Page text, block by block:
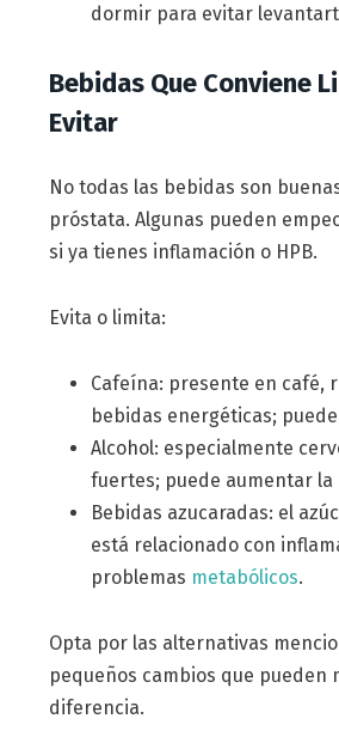
dormir para evitar
Bebidas Que Conviene
Evitar
No todas las bebidas son
próstata. Algunas pueden
si ya tienes inflamación o HPB.
Evita o limita:
Cafeína: presente en café,
bebidas energéticas;
Alcohol: especialmente
fuertes; puede aumentar la
Bebidas azucaradas: el
está relacionado con
problemas metabólicos.
Opta por las alternativas
pequeños cambios que pueden
diferencia.